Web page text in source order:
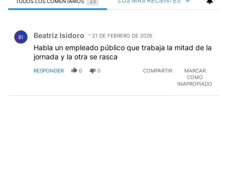
BI Beatriz Isidoro 21 DE FEBRERO DE 2026
Habla un empleado público que trabaja la mitad de la
jornada y la otra se rasca
RESPONDER 0 0 COMPARTIR
MARCAR
COMO
INAPROPIADO